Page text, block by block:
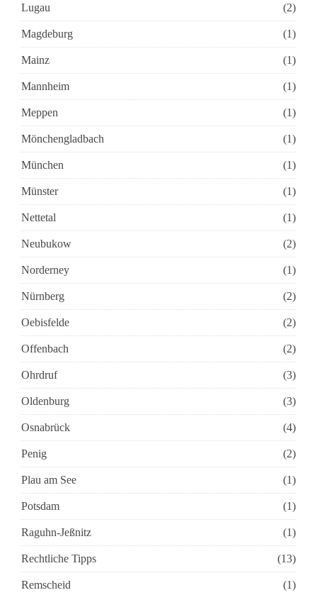
Lugau (2)
Magdeburg (1)
Mainz (1)
Mannheim (1)
Meppen (1)
Mönchengladbach (1)
München (1)
Münster (1)
Nettetal (1)
Neubukow (2)
Norderney (1)
Nürnberg (2)
Oebisfelde (2)
Offenbach (2)
Ohrdruf (3)
Oldenburg (3)
Osnabrück (4)
Penig (2)
Plau am See (1)
Potsdam (1)
Raguhn-Jeßnitz (1)
Rechtliche Tipps (13)
Remscheid (1)